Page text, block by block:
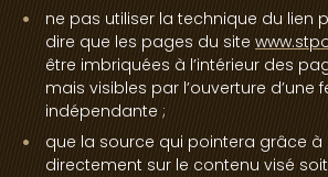
ne pas utiliser la technique du lien
dire que les pages du site
être imbriquées à l’intérieur des
mais visibles par l’ouverture d’une
indépendante ;
que la source qui pointera grâce à
directement sur le contenu visé